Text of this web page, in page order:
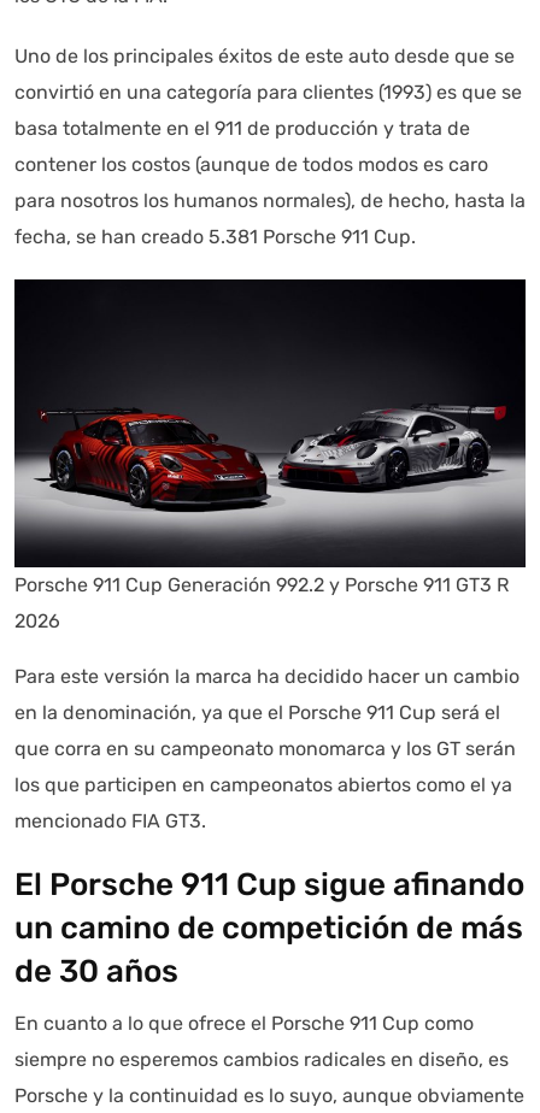
Uno de los principales éxitos de este auto desde que se
convirtió en una categoría para clientes (1993) es que se
basa totalmente en el 911 de producción y trata de
contener los costos (aunque de todos modos es caro
para nosotros los humanos normales), de hecho, hasta la
fecha, se han creado 5.381 Porsche 911 Cup.
Porsche 911 Cup Generación 992.2 y Porsche 911 GT3 R
2026
Para este versión la marca ha decidido hacer un cambio
en la denominación, ya que el Porsche 911 Cup será el
que corra en su campeonato monomarca y los GT serán
los que participen en campeonatos abiertos como el ya
mencionado FIA GT3.
El Porsche 911 Cup sigue afinando
un camino de competición de más
de 30 años
En cuanto a lo que ofrece el Porsche 911 Cup como
siempre no esperemos cambios radicales en diseño, es
Porsche y la continuidad es lo suyo, aunque obviamente
Estoy aquí para encontrar lo que necesitas. ¿Qué estás
buscando? "Este asistente con IA (OpenAI) ofrece
información referencial que puede contener errores.
Asistente con IA en desarrollo. Autoanalítica optimiza
diariamente su exactitud."